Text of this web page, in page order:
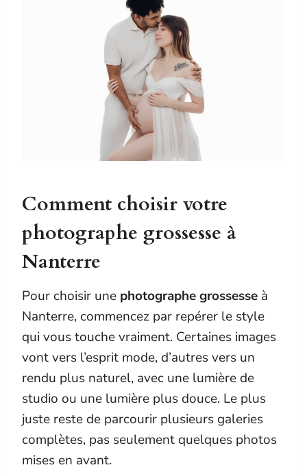
Comment choisir votre
photographe grossesse à
Nanterre
Pour choisir une photographe grossesse à
Nanterre, commencez par repérer le style
qui vous touche vraiment. Certaines images
vont vers l’esprit mode, d’autres vers un
rendu plus naturel, avec une lumière de
studio ou une lumière plus douce. Le plus
juste reste de parcourir plusieurs galeries
complètes, pas seulement quelques photos
mises en avant.